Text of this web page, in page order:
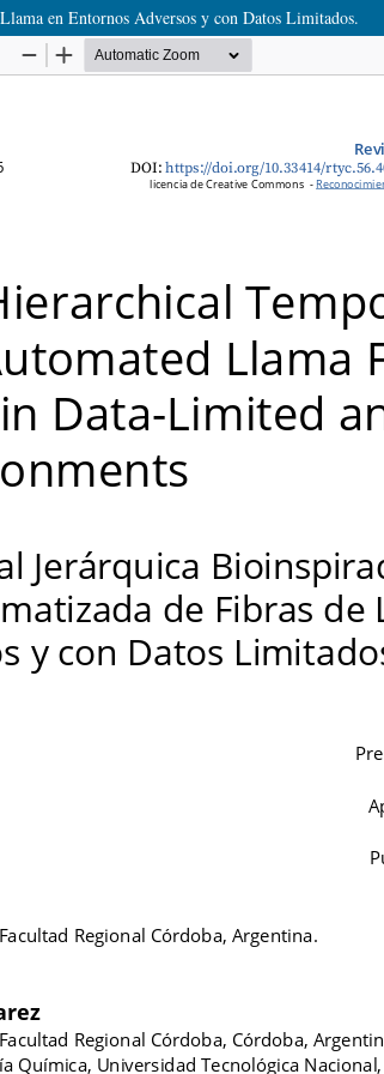
en Entornos Adversos y con Datos Limitados.